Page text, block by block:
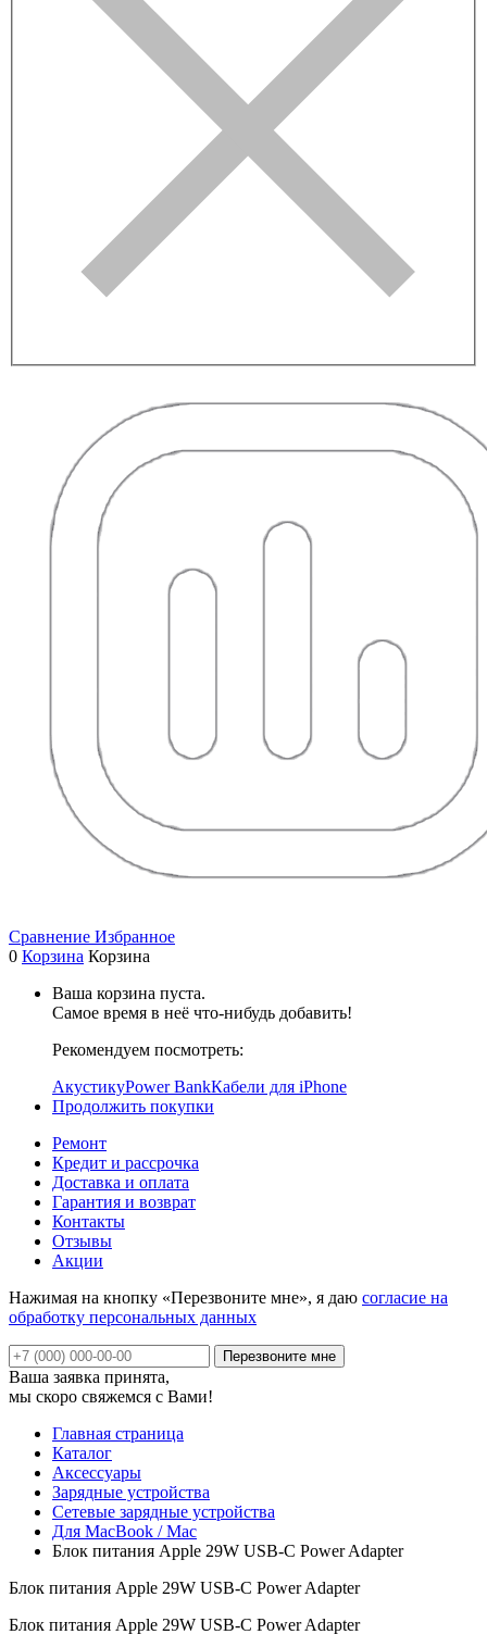
Сравнение Избранное
0 Корзина Корзина
Ваша корзина пуста.
Самое время в неё что-нибудь добавить!
Рекомендуем посмотреть:
АкустикуPower BankКабели для iPhone
Продолжить покупки
Ремонт
Кредит и рассрочка
Доставка и оплата
Гарантия и возврат
Контакты
Отзывы
Акции
Нажимая на кнопку «Перезвоните мне», я даю согласие на
обработку персональных данных
Ваша заявка принята,
мы скоро свяжемся с Вами!
Главная страница
Каталог
Аксессуары
Зарядные устройства
Сетевые зарядные устройства
Для MacBook / Mac
Блок питания Apple 29W USB-C Power Adapter
Блок питания Apple 29W USB-C Power Adapter
Блок питания Apple 29W USB-C Power Adapter